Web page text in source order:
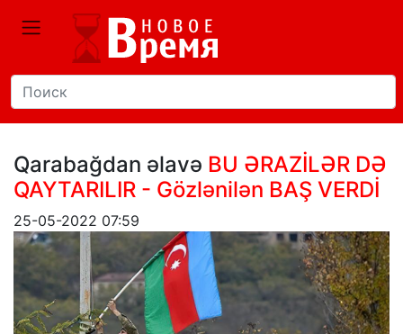
Qarabağdan əlavə BU ƏRAZİLƏR DƏ
QAYTARILIR - Gözlənilən BAŞ VERDİ
25-05-2022 07:59